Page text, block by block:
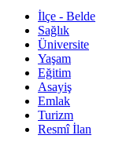
İlçe - Belde
Sağlık
Üniversite
Yaşam
Eğitim
Asayiş
Emlak
Turizm
Resmî İlan